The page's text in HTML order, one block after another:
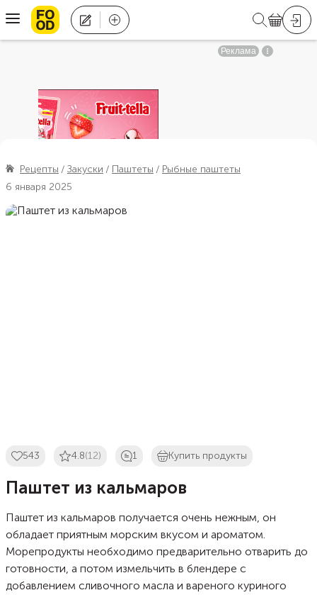
Рецепты Закуски Паштеты
Рыбные паштеты
6 января 2025
543 4.8(12) 1 Купить продукты
Паштет из кальмаров
Паштет из кальмаров получается очень нежным, он
обладает приятным морским вкусом и ароматом.
Морепродукты необходимо предварительно отварить до
готовности, а потом измельчить в блендере с
добавлением сливочного масла и вареного куриного